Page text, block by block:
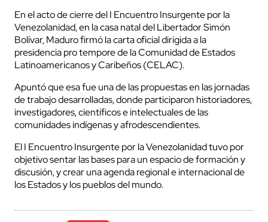
En el acto de cierre del I Encuentro Insurgente por la
Venezolanidad, en la casa natal del Libertador Simón
Bolívar, Maduro firmó la carta oficial dirigida a la
presidencia pro tempore de la Comunidad de Estados
Latinoamericanos y Caribeños (CELAC).
Apuntó que esa fue una de las propuestas en las jornadas
de trabajo desarrolladas, donde participaron historiadores,
investigadores, científicos e intelectuales de las
comunidades indígenas y afrodescendientes.
El I Encuentro Insurgente por la Venezolanidadtuvo por
objetivo sentar las bases para un espacio de formación y
discusión, y crear una agenda regional e internacional de
los Estados y los pueblos del mundo.